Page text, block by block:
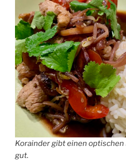
Korainder gibt einen optischen
gut.